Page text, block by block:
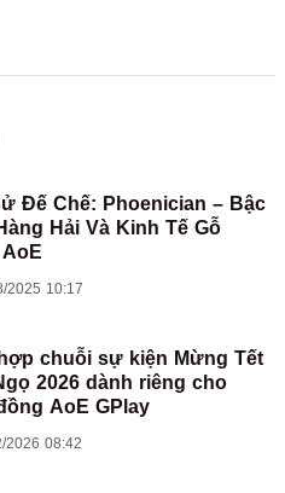
Đế Chế: Phoenician – Bậc
Hải Và Kinh Tế Gỗ
2025 10:17
chuỗi sự kiện Mừng Tết
2026 dành riêng cho
AoE GPlay
2026 08:42